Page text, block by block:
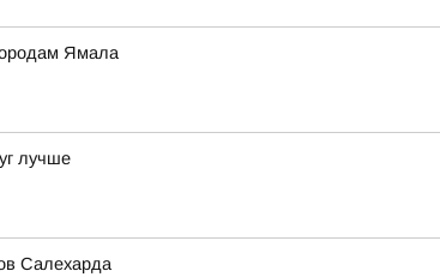
Ямала
лучше
Салехарда